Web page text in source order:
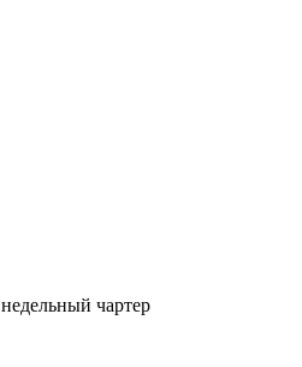
недельный чартер